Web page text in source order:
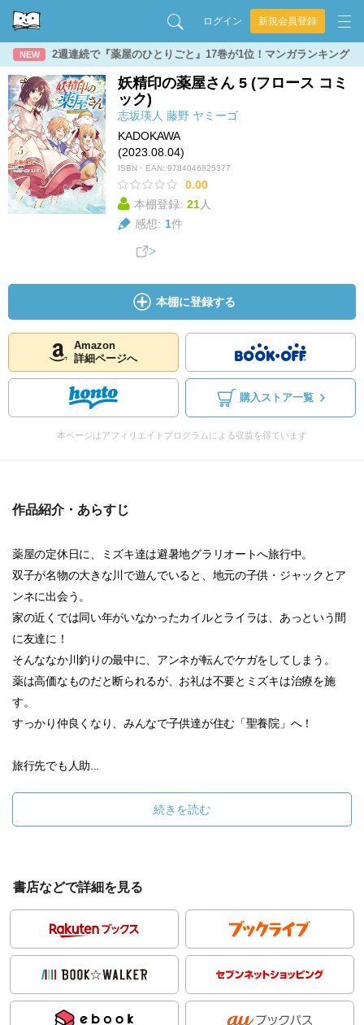
ログイン 新規会員登録
NEW 2週連続で『薬屋のひとりごと』17巻が1位！マンガランキング
妖精印の薬屋さん 5 (フロース コミ
ック)
志坂瑛人 藤野 ヤミーゴ
KADOKAWA
(2023.08.04)
ISBN・EAN: 9784046825377
0.00
本棚登録: 21人
感想: 1件
本棚に登録する
Amazon
詳細ページへ
購入ストア一覧
本ページはアフィリエイトプログラムによる収益を得ています
作品紹介・あらすじ
薬屋の定休日に、ミズキ達は避暑地グラリオートへ旅行中。
双子が名物の大きな川で遊んでいると、地元の子供・ジャックとア
ンネに出会う。
家の近くでは同い年がいなかったカイルとライラは、あっという間
に友達に！
そんななか川釣りの最中に、アンネが転んでケガをしてしまう。
薬は高価なものだと断られるが、お礼は不要とミズキは治療を施
す。
すっかり仲良くなり、みんなで子供達が住む「聖養院」へ！
旅行先でも人助...
続きを読む
書店などで詳細を見る